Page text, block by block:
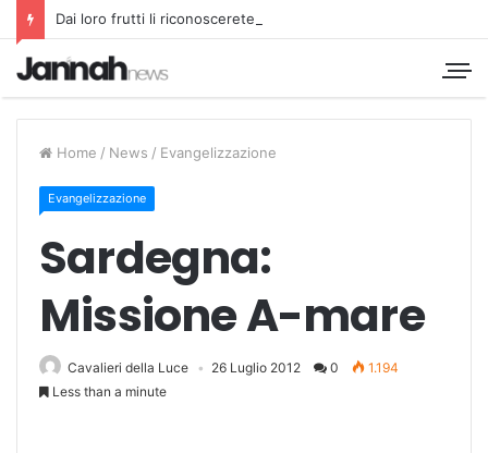
Dai loro frutti li riconoscerete
Home / News / Evangelizzazione
Evangelizzazione
Sardegna:
Missione A-mare
Cavalieri della Luce 26 Luglio 2012 0
1.194
Less than a minute